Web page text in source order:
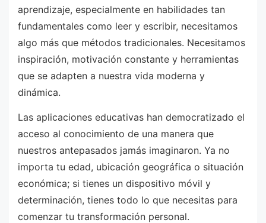
aprendizaje, especialmente en habilidades tan
fundamentales como leer y escribir, necesitamos
algo más que métodos tradicionales. Necesitamos
inspiración, motivación constante y herramientas
que se adapten a nuestra vida moderna y
dinámica.
Las aplicaciones educativas han democratizado el
acceso al conocimiento de una manera que
nuestros antepasados jamás imaginaron. Ya no
importa tu edad, ubicación geográfica o situación
económica; si tienes un dispositivo móvil y
determinación, tienes todo lo que necesitas para
comenzar tu transformación personal.